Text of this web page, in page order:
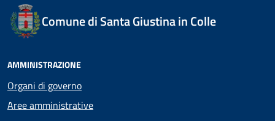
Comune di Santa Giustina in Colle
AMMINISTRAZIONE
Organi di governo
Aree amministrative